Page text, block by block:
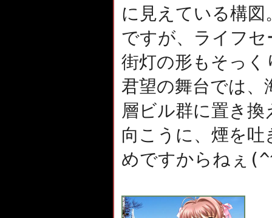
に見えている構
ですが、ライフ
街灯の形もそっく
君望の舞台では、
層ビル群に置き
向こうに、煙を
めですからねぇ